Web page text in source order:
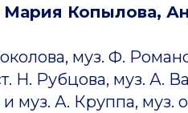
Мария Копылова,
муз. Ф.
Н. Рубцова, муз. А.
и муз. А. Круппа,